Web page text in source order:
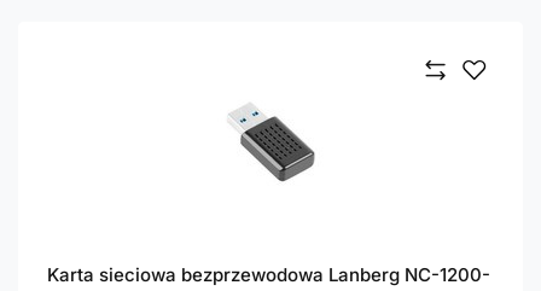
Karta sieciowa bezprzewodowa Lanberg NC-1200-